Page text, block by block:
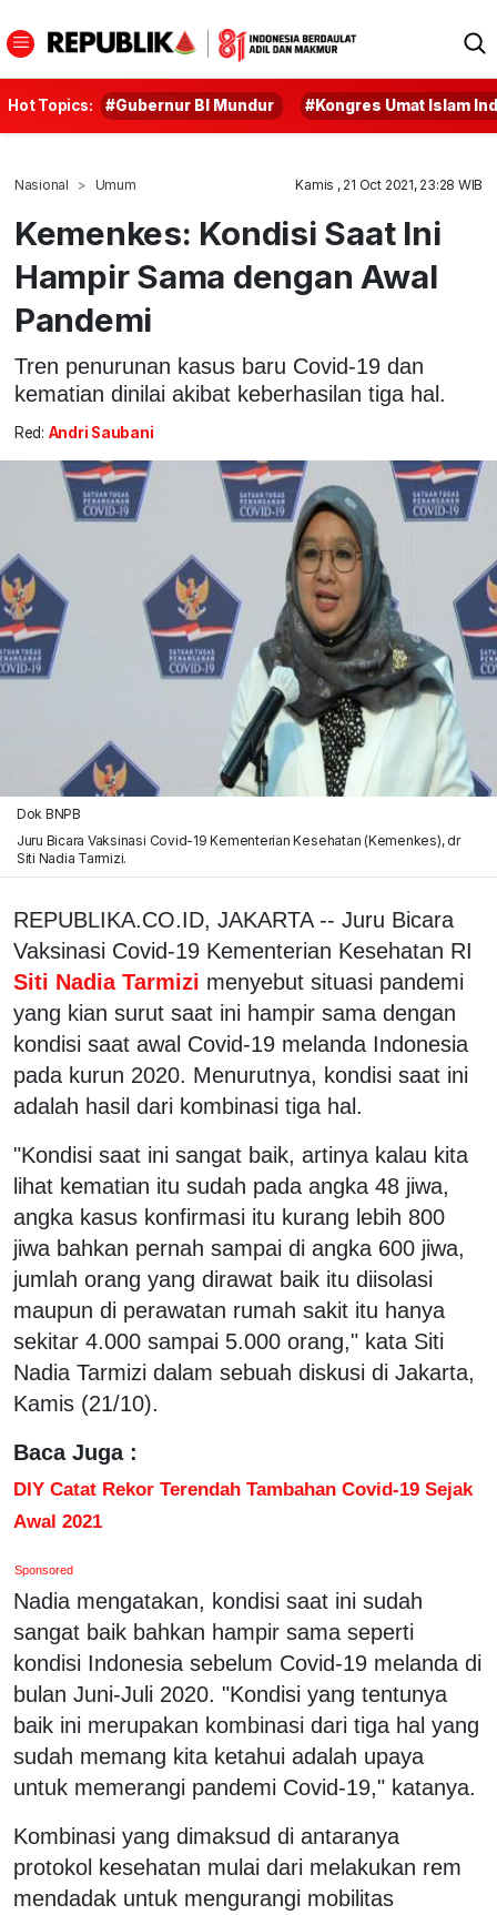
Hot Topics: #Gubernur BI Mundur #Kongres Umat Islam
Nasional Umum Kamis , 21 Oct 2021, 23:28 WIB
Kemenkes: Kondisi Saat Ini
Hampir Sama dengan Awal
Pandemi
Tren penurunan kasus baru Covid-19 dan
kematian dinilai akibat keberhasilan tiga hal.
Red: Andri Saubani
Dok BNPB
Juru Bicara Vaksinasi Covid-19 Kementerian Kesehatan (Kemenkes), dr
Siti Nadia Tarmizi.
REPUBLIKA.CO.ID, JAKARTA -- Juru Bicara
Vaksinasi Covid-19 Kementerian Kesehatan RI
Siti Nadia Tarmizi menyebut situasi pandemi
yang kian surut saat ini hampir sama dengan
kondisi saat awal Covid-19 melanda Indonesia
pada kurun 2020. Menurutnya, kondisi saat ini
adalah hasil dari kombinasi tiga hal.
"Kondisi saat ini sangat baik, artinya kalau kita
lihat kematian itu sudah pada angka 48 jiwa,
angka kasus konfirmasi itu kurang lebih 800
jiwa bahkan pernah sampai di angka 600 jiwa,
jumlah orang yang dirawat baik itu diisolasi
maupun di perawatan rumah sakit itu hanya
sekitar 4.000 sampai 5.000 orang," kata Siti
Nadia Tarmizi dalam sebuah diskusi di Jakarta,
Kamis (21/10).
Baca Juga :
DIY Catat Rekor Terendah Tambahan Covid-19 Sejak
Awal 2021
Sponsored
Nadia mengatakan, kondisi saat ini sudah
sangat baik bahkan hampir sama seperti
kondisi Indonesia sebelum Covid-19 melanda di
bulan Juni-Juli 2020. "Kondisi yang tentunya
baik ini merupakan kombinasi dari tiga hal yang
sudah memang kita ketahui adalah upaya
untuk memerangi pandemi Covid-19," katanya.
Kombinasi yang dimaksud di antaranya
protokol kesehatan mulai dari melakukan rem
mendadak untuk mengurangi mobilitas